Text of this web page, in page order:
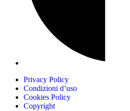
Privacy Policy
Condizioni d’uso
Cookies Policy
Copyright